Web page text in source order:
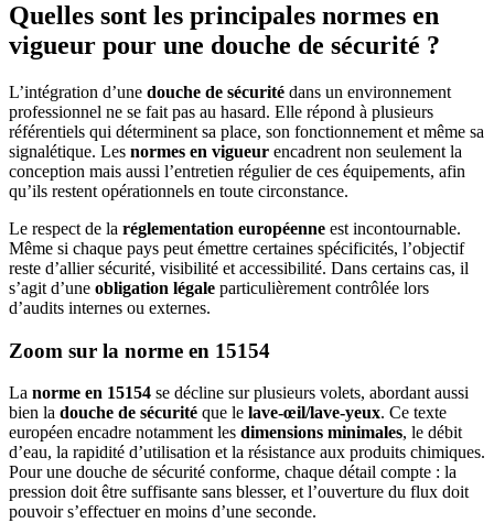
Quelles sont les principales normes en
vigueur pour une douche de sécurité ?
L’intégration d’une douche de sécurité dans un environnement
professionnel ne se fait pas au hasard. Elle répond à plusieurs
référentiels qui déterminent sa place, son fonctionnement et même sa
signalétique. Les normes en vigueur encadrent non seulement la
conception mais aussi l’entretien régulier de ces équipements, afin
qu’ils restent opérationnels en toute circonstance.
Le respect de la réglementation européenne est incontournable.
Même si chaque pays peut émettre certaines spécificités, l’objectif
reste d’allier sécurité, visibilité et accessibilité. Dans certains cas, il
s’agit d’une obligation légale particulièrement contrôlée lors
d’audits internes ou externes.
Zoom sur la norme en 15154
La norme en 15154 se décline sur plusieurs volets, abordant aussi
bien la douche de sécurité que le lave-œil/lave-yeux. Ce texte
européen encadre notamment les dimensions minimales, le débit
d’eau, la rapidité d’utilisation et la résistance aux produits chimiques.
Pour une douche de sécurité conforme, chaque détail compte : la
pression doit être suffisante sans blesser, et l’ouverture du flux doit
pouvoir s’effectuer en moins d’une seconde.